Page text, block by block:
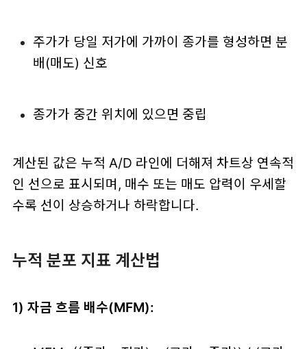
주가가 당일 저가에 가까이 종가를 형성하면 분
배(매도) 신호
종가가 중간 위치에 있으면 중립
계산된 값은 누적 A/D 라인에 더해져 차트상 연속적
인 선으로 표시되며, 매수 또는 매도 압력이 우세할
수록 선이 상승하거나 하락합니다.
누적 분포 지표 계산법
1) 자금 흐름 배수(MFM):